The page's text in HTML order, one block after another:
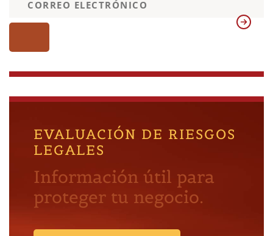
EVALUACIÓN DE RIESGOS
LEGALES
Información útil para
proteger tu negocio.